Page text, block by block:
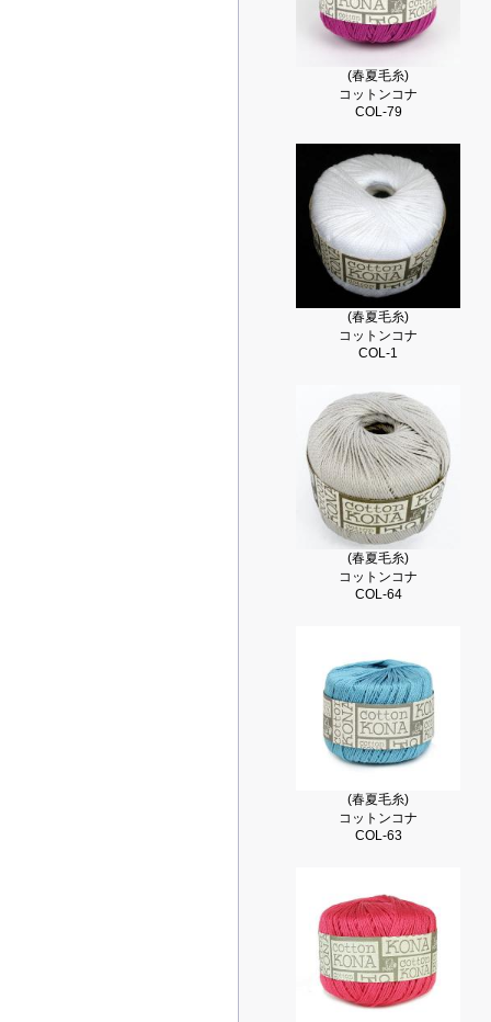
(春夏毛糸)
コットンコナ
COL-79
(春夏毛糸)
コットンコナ
COL-1
(春夏毛糸)
コットンコナ
COL-64
(春夏毛糸)
コットンコナ
COL-63